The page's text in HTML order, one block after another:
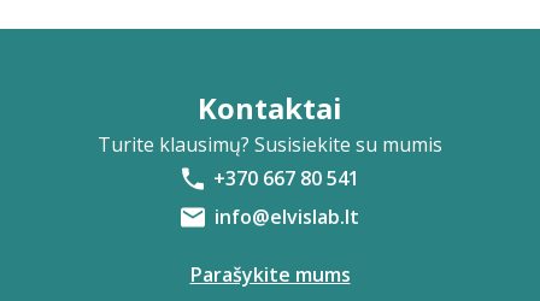
Kontaktai
Turite klausimų? Susisiekite su mumis
+370 667 80 541
info@elvislab.lt
Parašykite mums